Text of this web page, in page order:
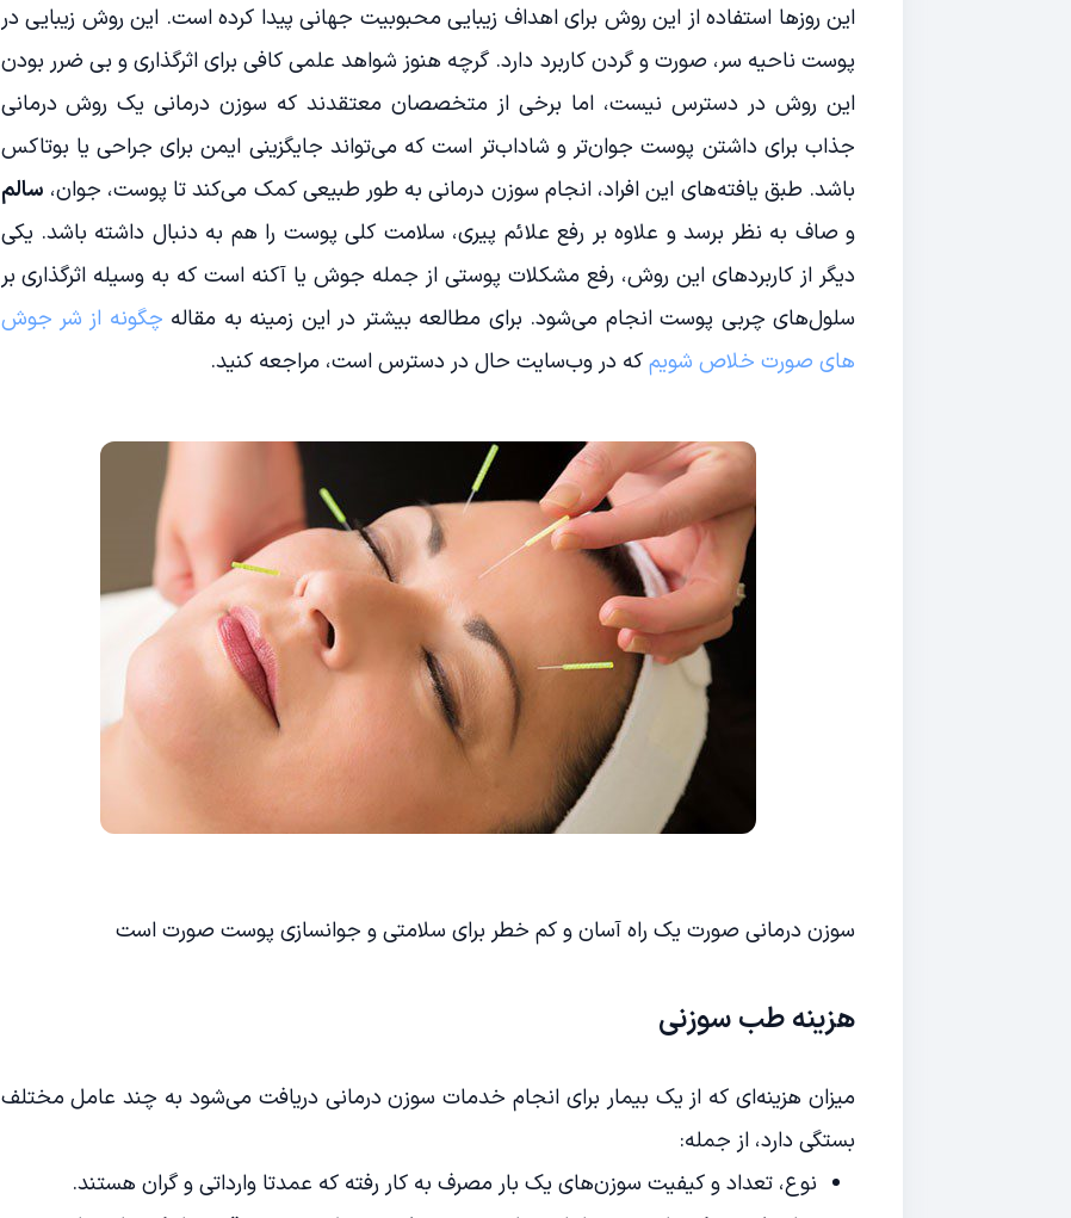
این روزها استفاده از این روش برای اهداف زیبایی محبوبیت جهانی پیدا کرده است. این روش زیبایی در
پوست ناحیه سر، صورت و گردن کاربرد دارد. گرچه هنوز شواهد علمی کافی برای اثرگذاری و بی ضرر بودن
این روش در دسترس نیست، اما برخی از متخصصان معتقدند که سوزن درمانی یک روش درمانی
جذاب برای داشتن پوست جوان‌تر و شاداب‌تر است که می‌تواند جایگزینی ایمن برای جراحی یا بوتاکس
باشد. طبق یافته‌های این افراد، انجام سوزن درمانی به طور طبیعی کمک می‌کند تا پوست، جوان، سالم
و صاف به نظر برسد و علاوه بر رفع علائم پیری، سلامت کلی پوست را هم به دنبال داشته باشد. یکی
دیگر از کاربردهای این روش، رفع مشکلات پوستی از جمله جوش یا آکنه است که به وسیله اثرگذاری بر
سلول‌های چربی پوست انجام می‌شود. برای مطالعه بیشتر در این زمینه به مقاله چگونه از شر جوش
های صورت خلاص شویمکه در وب‌سایت حال در دسترس است، مراجعه کنید.
سوزن درمانی صورت یک راه آسان و کم خطر برای سلامتی و جوانسازی پوست صورت است
هزینه طب سوزنی
میزان هزینه‌ای که از یک بیمار برای انجام خدمات سوزن درمانی دریافت می‌شود به چند عامل مختلف
بستگی دارد، از جمله:
نوع، تعداد و کیفیت سوزن‌های یک بار مصرف به کار رفته که عمدتا وارداتی و گران هستند.